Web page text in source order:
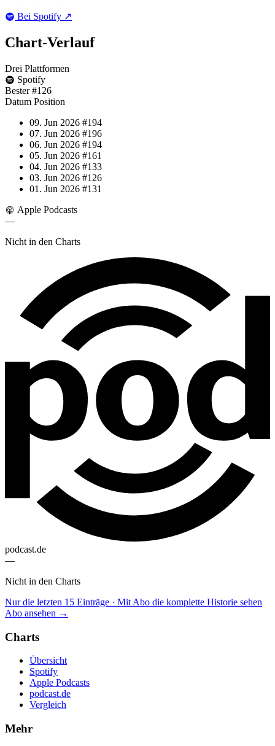
Bei Spotify ↗
Chart-Verlauf
Drei Plattformen
Spotify
Bester #126
Datum Position
09. Jun 2026 #194
07. Jun 2026 #196
06. Jun 2026 #194
05. Jun 2026 #161
04. Jun 2026 #133
03. Jun 2026 #126
01. Jun 2026 #131
Apple Podcasts
—
Nicht in den Charts
podcast.de
—
Nicht in den Charts
Nur die letzten 15 Einträge · Mit Abo die komplette Historie sehen
Abo ansehen →
Charts
Übersicht
Spotify
Apple Podcasts
podcast.de
Vergleich
Mehr